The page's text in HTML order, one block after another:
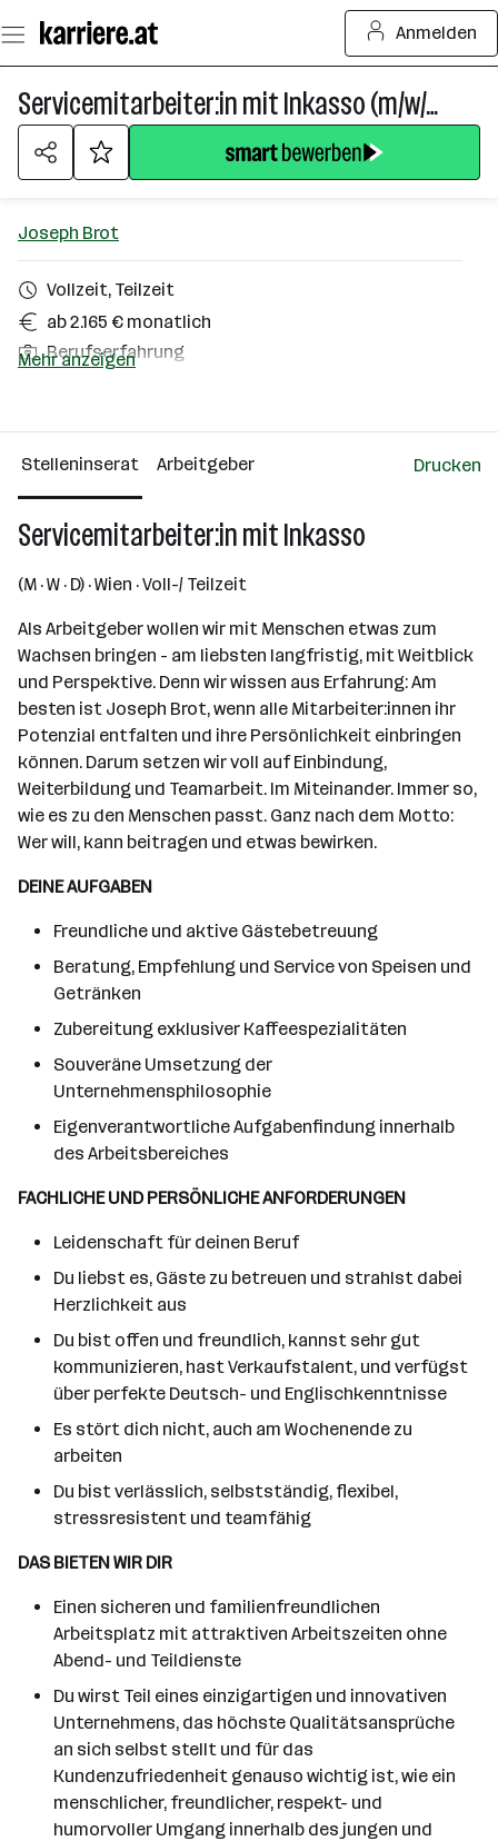
Seiteninhalt
springen
Anmelden
Servicemitarbeiter:in mit Inkasso (m/w/d)
Joseph Brot
Vollzeit, Teilzeit
ab 2.165 € monatlich
Berufserfahrung
Über das Unternehmen
101 - 500 Mitarbeiter*innen
Wien
Mehr anzeigen
Stelleninserat Arbeitgeber Drucken
Servicemitarbeiter:in mit Inkasso
(M · W · D) · Wien · Voll-/ Teilzeit
Als Arbeitgeber wollen wir mit Menschen etwas zum
Wachsen bringen - am liebsten langfristig, mit Weitblick
und Perspektive. Denn wir wissen aus Erfahrung: Am
besten ist Joseph Brot, wenn alle Mitarbeiter:innen ihr
Potenzial entfalten und ihre Persönlichkeit einbringen
können. Darum setzen wir voll auf Einbindung,
Weiterbildung und Teamarbeit. Im Miteinander. Immer so,
wie es zu den Menschen passt. Ganz nach dem Motto:
Wer will, kann beitragen und etwas bewirken.
DEINE AUFGABEN
Freundliche und aktive Gästebetreuung
Beratung, Empfehlung und Service von Speisen und
Getränken
Zubereitung exklusiver Kaffeespezialitäten
Souveräne Umsetzung der
Unternehmensphilosophie
Eigenverantwortliche Aufgabenfindung innerhalb
des Arbeitsbereiches
FACHLICHE UND PERSÖNLICHE ANFORDERUNGEN
Leidenschaft für deinen Beruf
Du liebst es, Gäste zu betreuen und strahlst dabei
Herzlichkeit aus
Du bist offen und freundlich, kannst sehr gut
kommunizieren, hast Verkaufstalent, und verfügst
über perfekte Deutsch- und Englischkenntnisse
Es stört dich nicht, auch am Wochenende zu
arbeiten
Du bist verlässlich, selbstständig, flexibel,
stressresistent und teamfähig
DAS BIETEN WIR DIR
Einen sicheren und familienfreundlichen
Arbeitsplatz mit attraktiven Arbeitszeiten ohne
Abend- und Teildienste
Du wirst Teil eines einzigartigen und innovativen
Unternehmens, das höchste Qualitätsansprüche
an sich selbst stellt und für das
Kundenzufriedenheit genauso wichtig ist, wie ein
menschlicher, freundlicher, respekt- und
humorvoller Umgang innerhalb des jungen und